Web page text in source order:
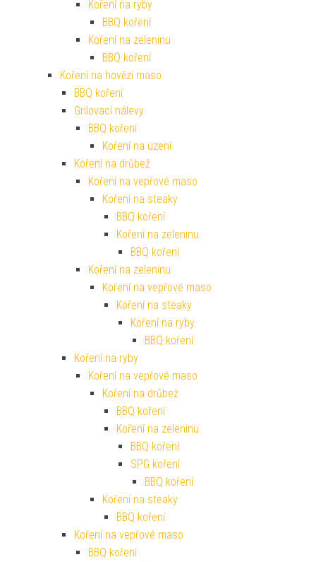
Koření na ryby
BBQ koření
Koření na zeleninu
BBQ koření
Koření na hovězí maso
BBQ koření
Grilovací nálevy
BBQ koření
Koření na uzení
Koření na drůbež
Koření na vepřové maso
Koření na steaky
BBQ koření
Koření na zeleninu
BBQ koření
Koření na zeleninu
Koření na vepřové maso
Koření na steaky
Koření na ryby
BBQ koření
Koření na ryby
Koření na vepřové maso
Koření na drůbež
BBQ koření
Koření na zeleninu
BBQ koření
SPG koření
BBQ koření
Koření na steaky
BBQ koření
Koření na vepřové maso
BBQ koření